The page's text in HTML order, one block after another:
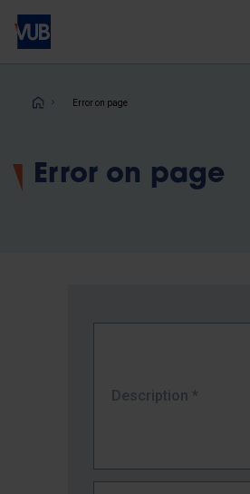
Skip
main
Breadcrumb
Error on page
Error on page
Description *